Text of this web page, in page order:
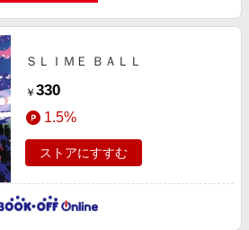
ＳＬＩＭＥ ＢＡＬＬ
￥ 330
1.5%
ストアにすすむ